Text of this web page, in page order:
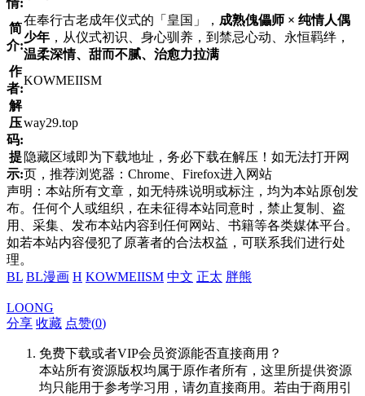
简
介:
在奉行古老成年仪式的「皇国」， 成熟傀儡师 × 纯情人偶
少年 ，从仪式初识、身心驯养，到禁忌心动、永恒羁绊，
温柔深情、甜而不腻、治愈力拉满
作
者:
KOWMEIISM
解
压
码:
way29.top
提
示:
隐藏区域即为下载地址，务必下载在解压！如无法打开网
页，推荐浏览器：Chrome、Firefox进入网站
声明：本站所有文章，如无特殊说明或标注，均为本站原创发
布。任何个人或组织，在未征得本站同意时，禁止复制、盗
用、采集、发布本站内容到任何网站、书籍等各类媒体平台。
如若本站内容侵犯了原著者的合法权益，可联系我们进行处
理。
BL BL漫画 H KOWMEIISM 中文 正太 胖熊
LOONG
分享 收藏 点赞(0)
免费下载或者VIP会员资源能否直接商用？
本站所有资源版权均属于原作者所有，这里所提供资源
均只能用于参考学习用，请勿直接商用。若由于商用引